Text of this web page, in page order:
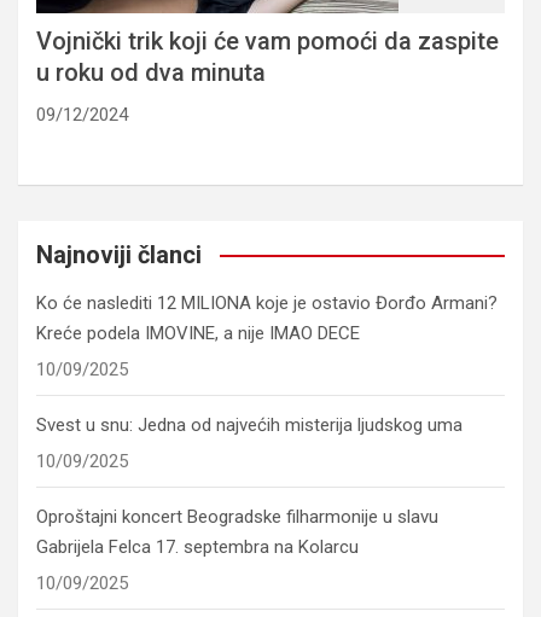
Vojnički trik koji će vam pomoći da zaspite
u roku od dva minuta
09/12/2024
Najnoviji članci
Ko će naslediti 12 MILIONA koje je ostavio Đorđo Armani?
Kreće podela IMOVINE, a nije IMAO DECE
10/09/2025
Svest u snu: Jedna od najvećih misterija ljudskog uma
10/09/2025
Oproštajni koncert Beogradske filharmonije u slavu
Gabrijela Felca 17. septembra na Kolarcu
10/09/2025